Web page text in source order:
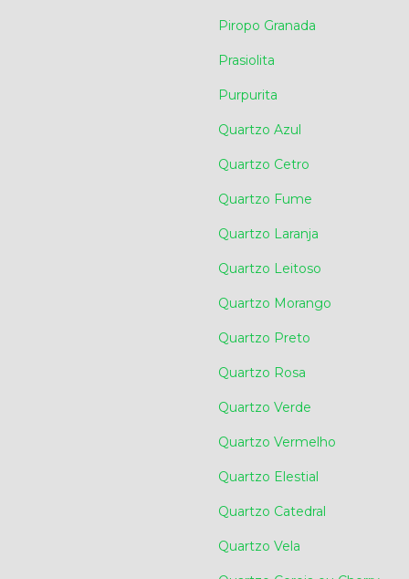
Piropo Granada
Prasiolita
Purpurita
Quartzo Azul
Quartzo Cetro
Quartzo Fume
Quartzo Laranja
Quartzo Leitoso
Quartzo Morango
Quartzo Preto
Quartzo Rosa
Quartzo Verde
Quartzo Vermelho
Quartzo Elestial
Quartzo Catedral
Quartzo Vela